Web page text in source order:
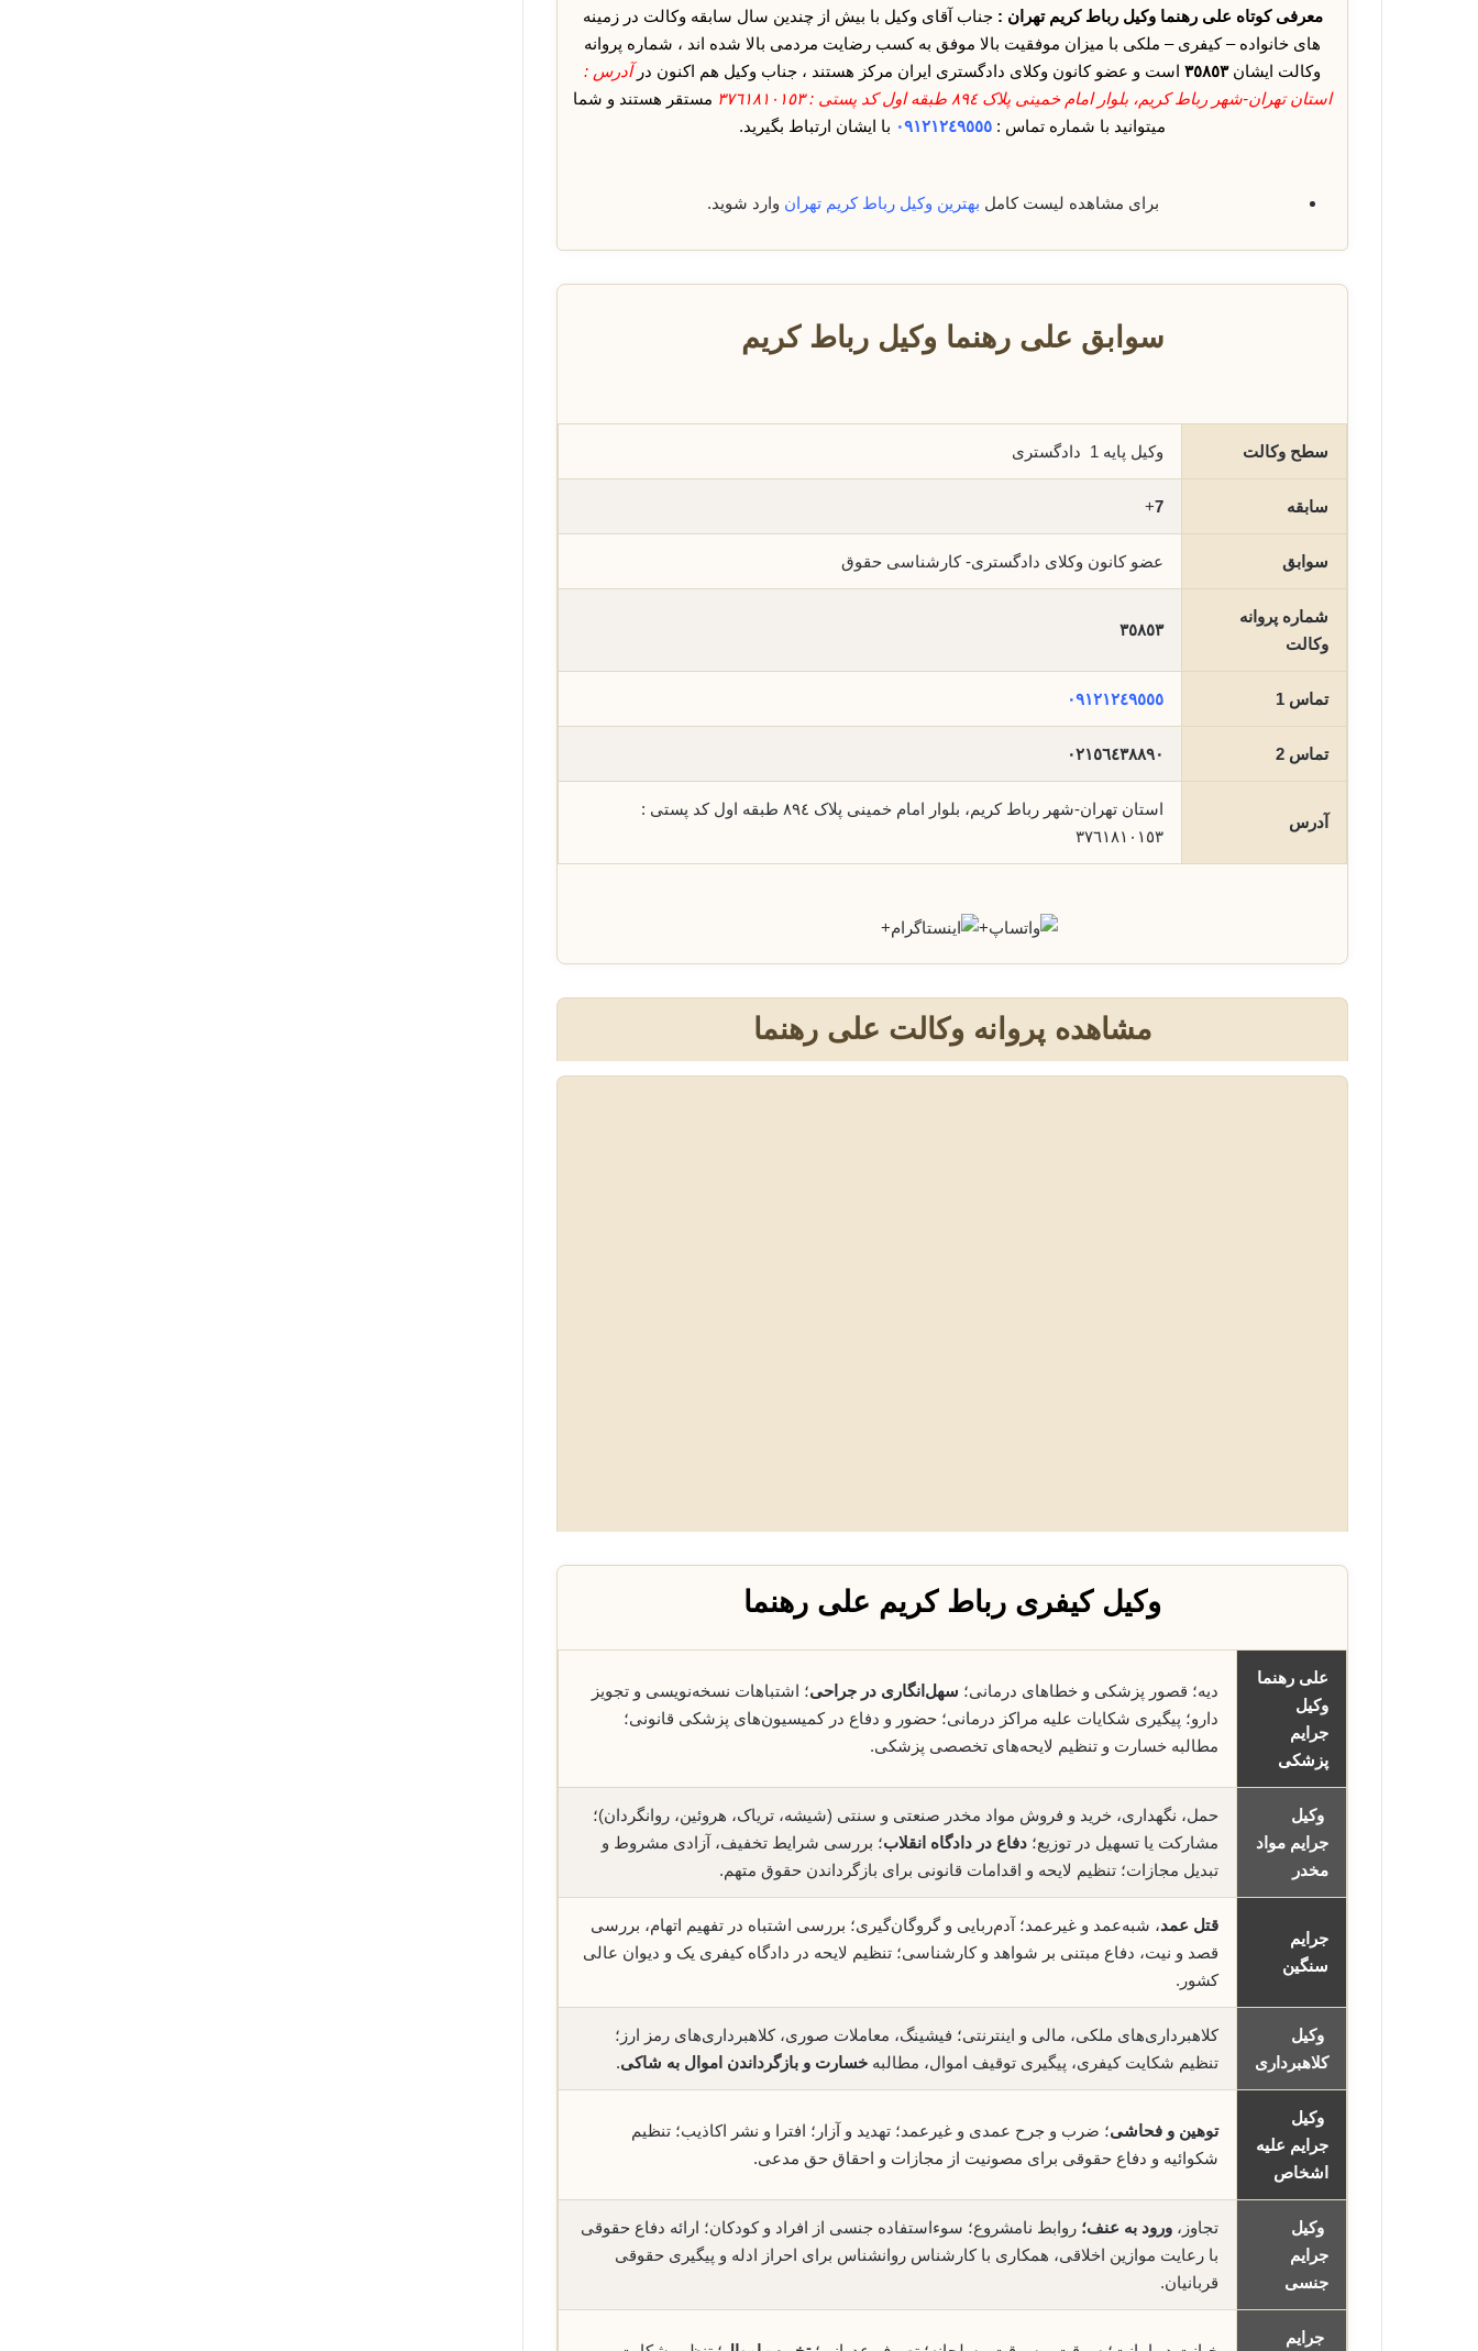
معرفی کوتاه علی رهنما وکیل رباط کریم تهران : جناب آقای وکیل با بیش از چندین سال سابقه وکالت در زمینه
های خانواده – کیفری – ملکی با میزان موفقیت بالا موفق به کسب رضایت مردمی بالا شده اند ، شماره پروانه
وکالت ایشان٣٥٨٥٣ است و عضو کانون وکلای دادگستری ایران مرکز هستند ، جناب وکیل هم اکنون درآدرس :
استان تهران-شهر رباط کریم، بلوار امام خمینی پلاک ٨٩٤ طبقه اول کد پستی : ٣٧٦١٨١٠١٥٣
مستقر هستند و شما
میتوانید با شماره تماس : ٠٩١٢١٢٤٩٥٥٥ با ایشان ارتباط بگیرید.
برای مشاهده لیست کامل بهترین وکیل رباط کریم تهران وارد شوید.
سوابق علی رهنما وکیل رباط کریم
سطح وکالت وکیل پایه 1 دادگستری
سابقه 7
+
سوابق عضو کانون وکلای دادگستری- کارشناسی حقوق
شماره پروانه
وکالت
٣٥٨٥٣
تماس 1 ٠٩١٢١٢٤٩٥٥٥
تماس 2 ٠٢١٥٦٤٣٨٨٩٠
آدرس
استان تهران-شهر رباط کریم، بلوار امام خمینی پلاک ٨٩٤ طبقه اول کد پستی :
٣٧٦١٨١٠١٥٣
+
+
مشاهده پروانه وکالت علی رهنما
وکیل کیفری رباط کریم علی رهنما
علی رهنما
وکیل
جرایم
پزشکی
دیه؛ قصور پزشکی و خطاهای درمانی؛ سهل‌انگاری در جراحی؛ اشتباهات نسخه‌نویسی و تجویز
دارو؛ پیگیری شکایات علیه مراکز درمانی؛ حضور و دفاع در کمیسیون‌های پزشکی قانونی؛
مطالبه خسارت و تنظیم لایحه‌های تخصصی پزشکی.
وکیل
جرایم مواد
مخدر
حمل، نگهداری، خرید و فروش مواد مخدر صنعتی و سنتی (شیشه، تریاک، هروئین، روانگردان)؛
مشارکت یا تسهیل در توزیع؛ دفاع در دادگاه انقلاب؛ بررسی شرایط تخفیف، آزادی مشروط و
تبدیل مجازات؛ تنظیم لایحه و اقدامات قانونی برای بازگرداندن حقوق متهم.
جرایم
سنگین
قتل عمد، شبه‌عمد و غیرعمد؛ آدم‌ربایی و گروگان‌گیری؛ بررسی اشتباه در تفهیم اتهام، بررسی
قصد و نیت، دفاع مبتنی بر شواهد و کارشناسی؛ تنظیم لایحه در دادگاه کیفری یک و دیوان عالی
کشور.
وکیل
کلاهبرداری
کلاهبرداری‌های ملکی، مالی و اینترنتی؛ فیشینگ، معاملات صوری، کلاهبرداری‌های رمز ارز؛
تنظیم شکایت کیفری، پیگیری توقیف اموال، مطالبه خسارت و بازگرداندن اموال به شاکی.
وکیل
جرایم علیه
اشخاص
توهین و فحاشی؛ ضرب و جرح عمدی و غیرعمد؛ تهدید و آزار؛ افترا و نشر اکاذیب؛ تنظیم
شکوائیه و دفاع حقوقی برای مصونیت از مجازات و احقاق حق مدعی.
وکیل
جرایم
جنسی
تجاوز، ورود به عنف؛ روابط نامشروع؛ سوءاستفاده جنسی از افراد و کودکان؛ ارائه دفاع حقوقی
با رعایت موازین اخلاقی، همکاری با کارشناس روانشناس برای احراز ادله و پیگیری حقوقی
قربانیان.
جرایم